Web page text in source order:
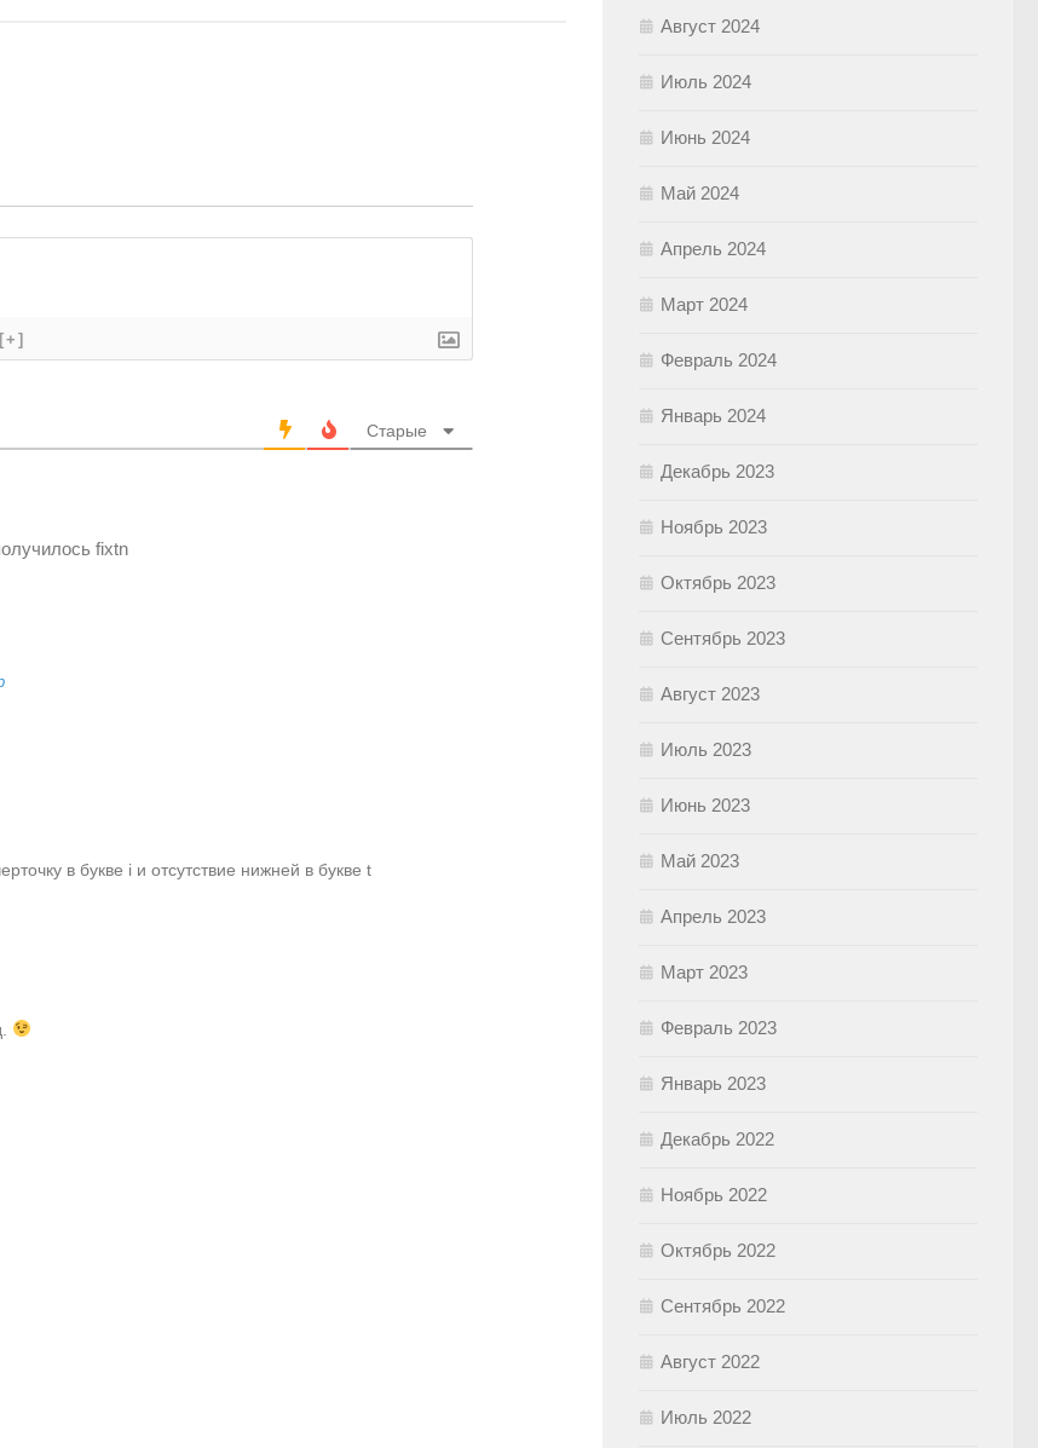
[+]
Старые
fixtn
в букве i и отсутствие нижней в букве t
Август 2024
Июль 2024
Июнь 2024
Май 2024
Апрель 2024
Март 2024
Февраль 2024
Январь 2024
Декабрь 2023
Ноябрь 2023
Октябрь 2023
Сентябрь 2023
Август 2023
Июль 2023
Июнь 2023
Май 2023
Апрель 2023
Март 2023
Февраль 2023
Январь 2023
Декабрь 2022
Ноябрь 2022
Октябрь 2022
Сентябрь 2022
Август 2022
Июль 2022